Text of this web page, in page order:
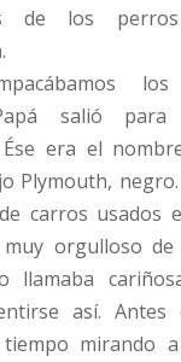
de los
salió para
Ése era el
Plymouth,
carros usados
muy orgulloso
llamaba
así. Antes
mirando